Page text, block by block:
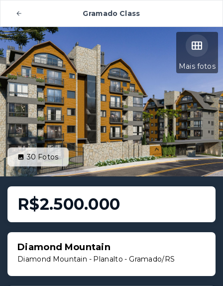
Gramado Class
Mais fotos
30Fotos
R$2.500.000
Diamond Mountain
Diamond Mountain - Planalto - Gramado/RS